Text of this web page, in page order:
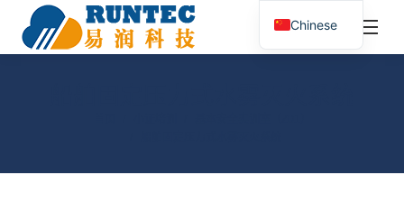
Chinese